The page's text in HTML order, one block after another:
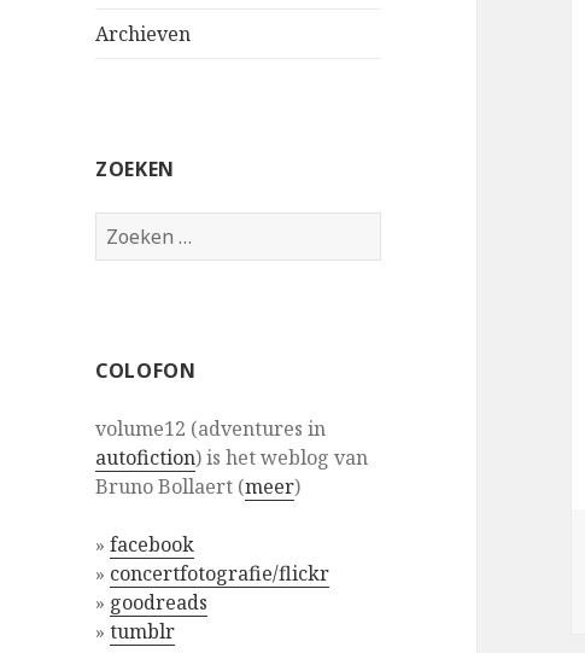
Archieven
ZOEKEN
Zoeken
naar:
COLOFON
volume12 (adventures in
autofiction) is het weblog van
Bruno Bollaert (meer)
»facebook
» concertfotografie/flickr
» goodreads
»tumblr